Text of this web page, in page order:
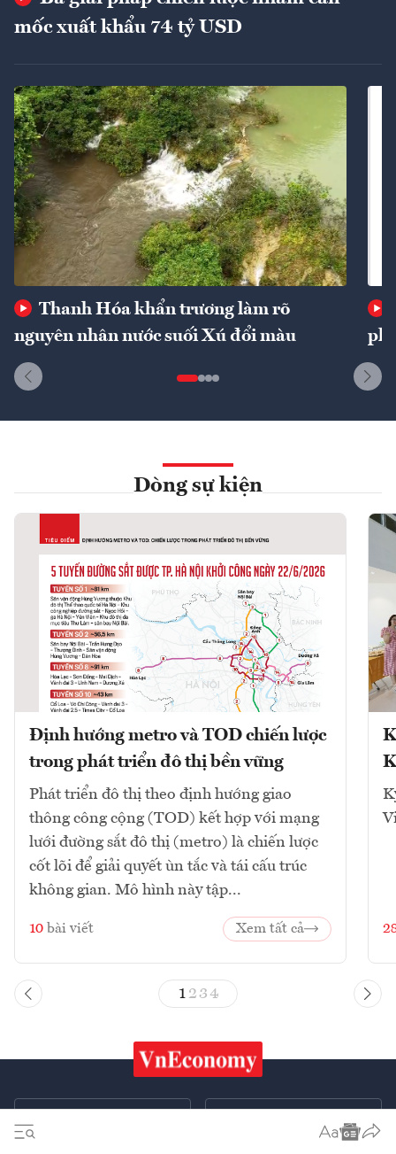
mốc xuất khẩu 74 tỷ USD
Thanh Hóa khẩn trương làm rõ
nguyên nhân nước suối Xú đổi màu
phí
Dòng sự kiện
Định hướng metro và TOD chiến lược
trong phát triển đô thị bền vững
Phát triển đô thị theo định hướng giao
thông công cộng (TOD) kết hợp với mạng
lưới đường sắt đô thị (metro) là chiến lược
cốt lõi để giải quyết ùn tắc và tái cấu trúc
không gian. Mô hình này tập...
10 bài viết Xem tất cả
1 23 4